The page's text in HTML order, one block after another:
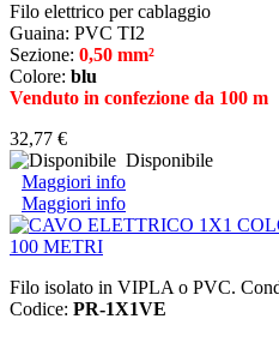
Filo elettrico per cablaggio
Guaina: PVC TI2
Sezione: 0,50 mm²
Colore: blu
Venduto in confezione da 100 m
32,77 €
Disponibile
Maggiori info
Maggiori info
Filo isolato in VIPLA o PVC.
Codice: PR-1X1VE